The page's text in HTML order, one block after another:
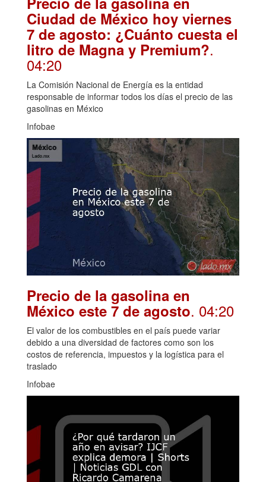
Ciudad de México hoy viernes
7 de agosto: ¿Cuánto cuesta el
litro de Magna y Premium?.
04:20
La Comisión Nacional de Energía es la entidad
responsable de informar todos los días el precio de las
gasolinas en México
Infobae
Precio de la gasolina en
México este 7 de agosto. 04:20
El valor de los combustibles en el país puede variar
debido a una diversidad de factores como son los
costos de referencia, impuestos y la logística para el
traslado
Infobae